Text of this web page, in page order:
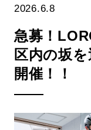
2026.6.8
急募！
区内の坂
開催！！